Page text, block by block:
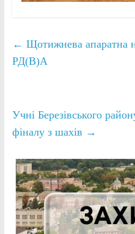
← Щотижнева апаратна
РД(В)А
Учні Березівського
фіналу з шахів →